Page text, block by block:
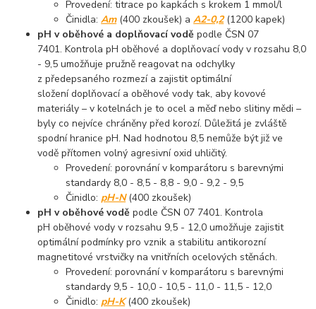
Provedení: titrace po kapkách s krokem 1 mmol/l
Činidla:Am(400 zkoušek) aA2-0,2 (1200 kapek)
pH v oběhové a doplňovací vodě podle ČSN 07
7401. Kontrola pH oběhové a doplňovací vody v rozsahu 8,0
- 9,5 umožňuje pružně reagovat na odchylky
z předepsaného rozmezí a zajistit optimální
složení doplňovací a oběhové vody tak, aby kovové
materiály – v kotelnách je to ocel a měď nebo slitiny mědi –
byly co nejvíce chráněny před korozí. Důležitá je zvláště
spodní hranice pH. Nad hodnotou 8,5 nemůže být již ve
vodě přítomen volný agresivní oxid uhličitý.
Provedení: porovnání v komparátoru s barevnými
standardy 8,0 - 8,5 - 8,8 - 9,0 - 9,2 - 9,5
Činidlo: pH-N (400 zkoušek)
pH v oběhové vodě podle ČSN 07 7401. Kontrola
pH oběhové vody v rozsahu 9,5 - 12,0 umožňuje zajistit
optimální podmínky pro vznik a stabilitu antikorozní
magnetitové vrstvičky na vnitřních ocelových stěnách.
Provedení: porovnání v komparátoru s barevnými
standardy 9,5 - 10,0 - 10,5 - 11,0 - 11,5 - 12,0
Činidlo: pH-K (400 zkoušek)